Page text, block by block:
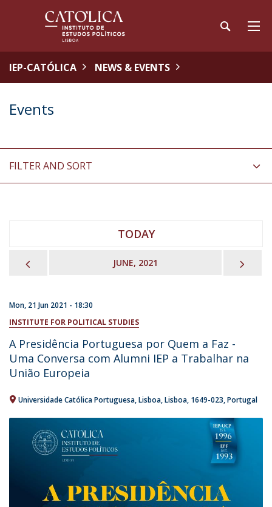
IEP-CATÓLICA NEWS & EVENTS
Events
FILTER AND SORT
TODAY
JUNE, 2021
Mon, 21 Jun 2021 - 18:30
INSTITUTE FOR POLITICAL STUDIES
A Presidência Portuguesa por Quem a Faz -
Uma Conversa com Alumni IEP a Trabalhar na
União Europeia
Universidade Católica Portuguesa Lisboa Lisboa 1649-023 Portugal